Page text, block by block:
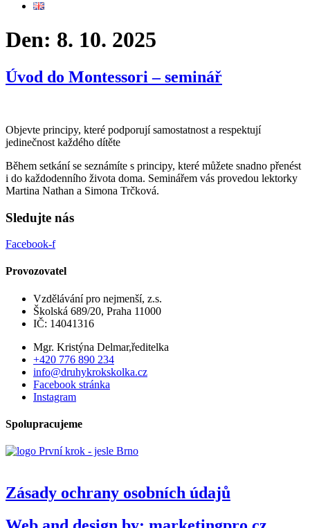
Den: 8. 10. 2025
Úvod do Montessori – seminář
Objevte principy, které podporují samostatnost a respektují
jedinečnost každého dítěte
Během setkání se seznámíte s principy, které můžete snadno přenést
i do každodenního života doma. Seminářem vás provedou lektorky
Martina Nathan a Simona Trčková.
Sledujte nás
Facebook-f
Provozovatel
Vzdělávání pro nejmenší, z.s.
Školská 689/20, Praha 11000
IČ: 14041316
Mgr. Kristýna Delmar,ředitelka
+420 776 890 234
info@druhykrokskolka.cz
Facebook stránka
Instagram
Spolupracujeme
Zásady ochrany osobních údajů